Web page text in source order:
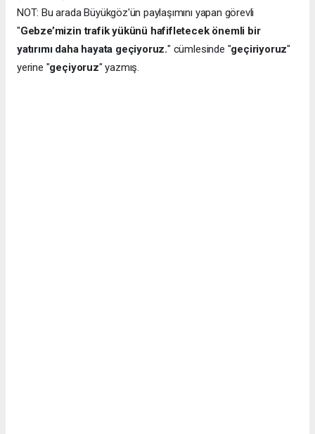
NOT: Bu arada Büyükgöz'ün paylaşımını yapan görevli
"Gebze’mizin trafik yükünü hafifletecek önemli bir
yatırımı daha hayata geçiyoruz." cümlesinde "geçiriyoruz"
yerine "geçiyoruz" yazmış.